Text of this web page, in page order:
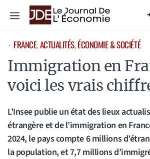
Menu
⋅ FRANCE, ACTUALITÉS, ÉCONOMIE & SOCIÉTÉ
Immigration en
voici les vrais
L’Insee publie un état des lieux
étrangère et de l’immigration en
2024, le pays compte 6 millions
la population, et 7,7 millions